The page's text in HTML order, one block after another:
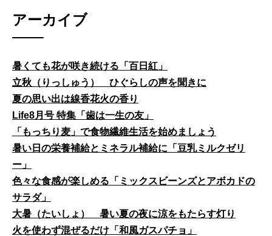
アーカイブ
暑くても花が咲き続ける「百日紅」
立秋（りっしゅう） ひぐらしの声を聞きに
夏の思い出は線香花火の香り
Life8月号 特集「歯は一生の友」
「もっちり麦」で食物繊維生活を始めましょう
暑い日の栄養補給とミネラル補給に「豆乳ミルクゼリ
ー」
色々な食感が楽しめる「ミックスビーンズとアボカドの
サラダ」
大暑（たいしょ） 暑い夏の夜に涼をもたらす灯り
火を使わず混ぜるだけ「和風ガスパチョ」